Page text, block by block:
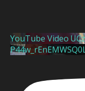
YouTube Video